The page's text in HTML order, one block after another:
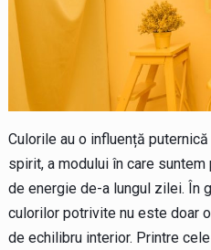
Culorile au o influență
spirit, a modului în care
de energie de-a lungul zilei. În
culorilor potrivite nu este doar
de echilibru interior. Printre